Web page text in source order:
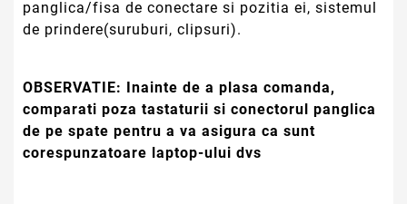
panglica/fisa de conectare si pozitia ei, sistemul
de prindere(suruburi, clipsuri).
OBSERVATIE: Inainte de a plasa comanda,
comparati poza tastaturii si conectorul panglica
de pe spate pentru a va asigura ca sunt
corespunzatoare laptop-ului dvs